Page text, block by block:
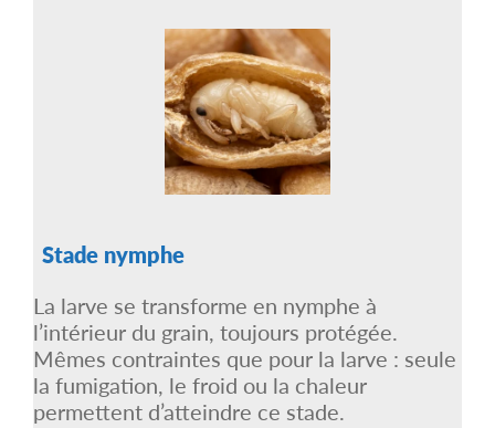
Stade nymphe
La larve se transforme en nymphe à
l’intérieur du grain, toujours protégée.
Mêmes contraintes que pour la larve : seule
la fumigation, le froid ou la chaleur
permettent d’atteindre ce stade.